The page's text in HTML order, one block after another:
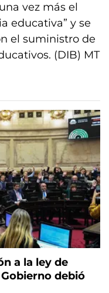
vez más el
educativa” y se
el suministro de
(DIB) MT
a la ley de
debió